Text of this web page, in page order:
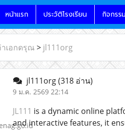
หน้าแรก ประวัติโรงเรียน กิจกรร
าเอกดรุณ > jl111org
jl111org(318 อ่าน)
9 ม.ค. 2569 22:14
JL111 is a dynamic online
and interactive features, it